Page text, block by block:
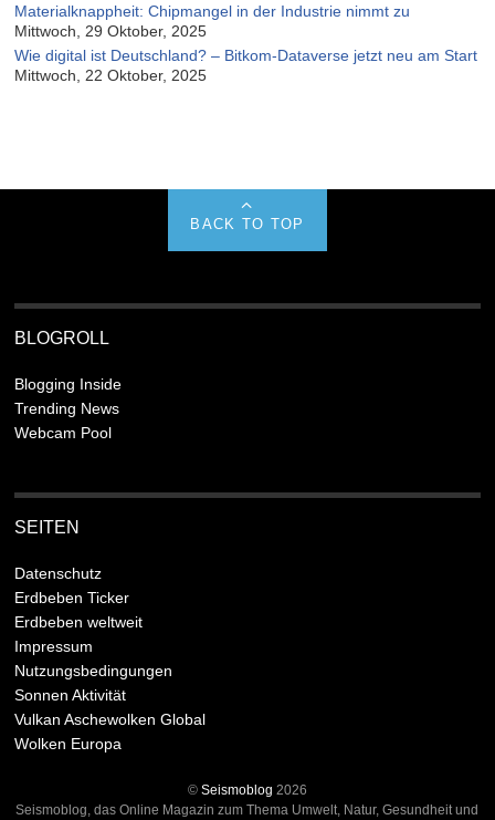
Materialknappheit: Chipmangel in der Industrie nimmt zu
Mittwoch, 29 Oktober, 2025
Wie digital ist Deutschland? – Bitkom-Dataverse jetzt neu am Start
Mittwoch, 22 Oktober, 2025
BACK TO TOP
BLOGROLL
Blogging Inside
Trending News
Webcam Pool
SEITEN
Datenschutz
Erdbeben Ticker
Erdbeben weltweit
Impressum
Nutzungsbedingungen
Sonnen Aktivität
Vulkan Aschewolken Global
Wolken Europa
© Seismoblog 2026
Seismoblog, das Online Magazin zum Thema Umwelt, Natur, Gesundheit und